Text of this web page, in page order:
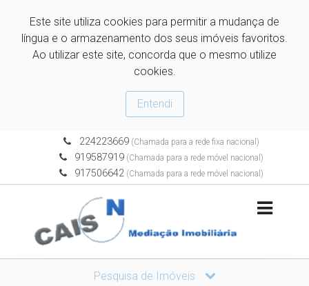
Este site utiliza cookies para permitir a mudança de
língua e o armazenamento dos seus imóveis favoritos.
Ao utilizar este site, concorda que o mesmo utilize
cookies.
Entendi
224223669(Chamada para a rede fixa nacional)
919587919 (Chamada para a rede móvel nacional)
917506642 (Chamada para a rede móvel nacional)
Pesquisa de Imóveis